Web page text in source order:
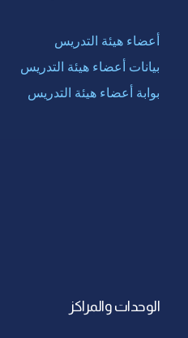
أعضاء هيئة التدريس
بيانات أعضاء هيئة التدريس
بوابة أعضاء هيئة التدريس
الوحدات والمراكز